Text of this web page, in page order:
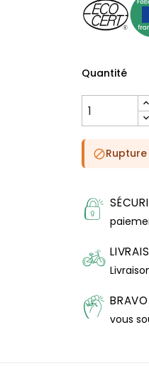
Quantité

BRAVO
vous